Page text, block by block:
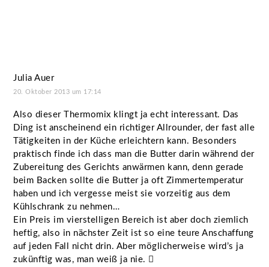
Julia Auer
20. Oktober 2013 um 17:14
Also dieser Thermomix klingt ja echt interessant. Das
Ding ist anscheinend ein richtiger Allrounder, der fast alle
Tätigkeiten in der Küche erleichtern kann. Besonders
praktisch finde ich dass man die Butter darin während der
Zubereitung des Gerichts anwärmen kann, denn gerade
beim Backen sollte die Butter ja oft Zimmertemperatur
haben und ich vergesse meist sie vorzeitig aus dem
Kühlschrank zu nehmen…
Ein Preis im vierstelligen Bereich ist aber doch ziemlich
heftig, also in nächster Zeit ist so eine teure Anschaffung
auf jeden Fall nicht drin. Aber möglicherweise wird’s ja
zukünftig was, man weiß ja nie. 